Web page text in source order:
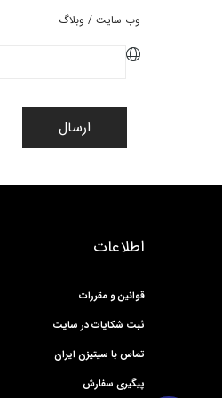
وب سایت / وبلاگ
ارسال
اطلاعات
قوانین و مقررات
ثبت شکایات در سایت
تماس با سیتیزن ایران
پیگیری سفارش